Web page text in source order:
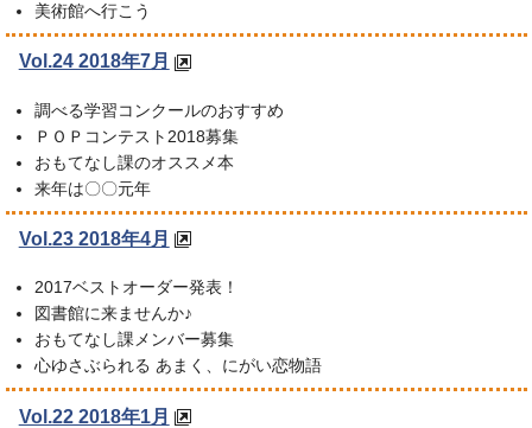
美術館へ行こう
Vol.24 2018年7月
調べる学習コンクールのおすすめ
ＰＯＰコンテスト2018募集
おもてなし課のオススメ本
来年は〇〇元年
Vol.23 2018年4月
2017ベストオーダー発表！
図書館に来ませんか♪
おもてなし課メンバー募集
心ゆさぶられる あまく、にがい恋物語
Vol.22 2018年1月